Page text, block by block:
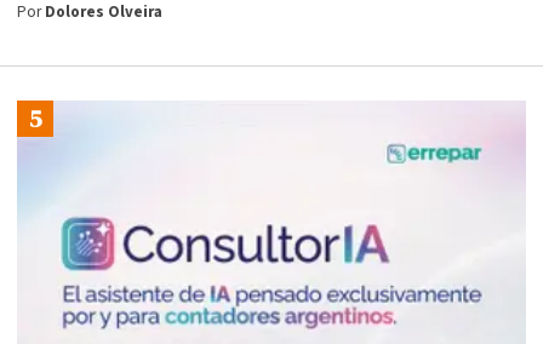
PorDolores Olveira